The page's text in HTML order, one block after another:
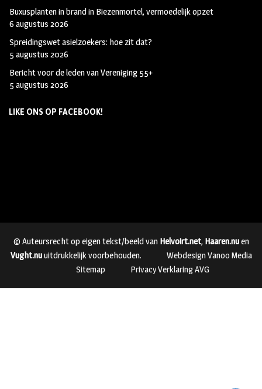
Buxusplanten in brand in Biezenmortel, vermoedelijk opzet
6 augustus 2026
Spreidingswet asielzoekers: hoe zit dat?
5 augustus 2026
Bericht voor de leden van Vereniging 55+
5 augustus 2026
LIKE ONS OP FACEBOOK!
© Auteursrecht op eigen tekst/beeld van Helvoirt.net, Haaren.nuen
Vught.nuuitdrukkelijk voorbehouden.
Webdesign Vanoo Media
Sitemap
Privacy Verklaring AVG